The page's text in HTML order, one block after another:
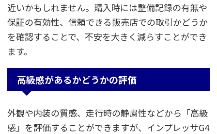
近いかもしれません。購入時には整備記録の有無や
保証の有効性、信頼できる販売店での取引かどうか
を確認することで、不安を大きく減らすことができ
ます。
高級感があるかどうかの評価
外観や内装の質感、走行時の静粛性などから「高級
感」を評価することができますが、インプレッサG4